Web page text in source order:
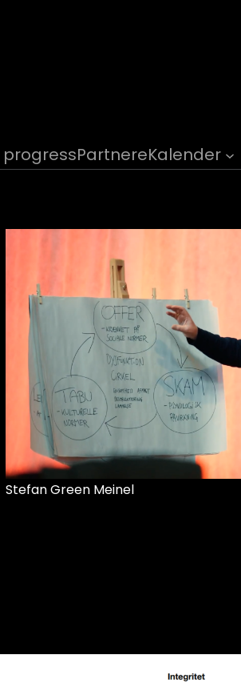
progressPartnereKalender
Stefan Green Meinel